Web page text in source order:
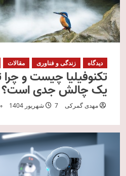
دیدگاه زندگی و فناوری مقالات
یک چالش جدی است؟
مهدی گمرکی 7 شهریور 1404 0